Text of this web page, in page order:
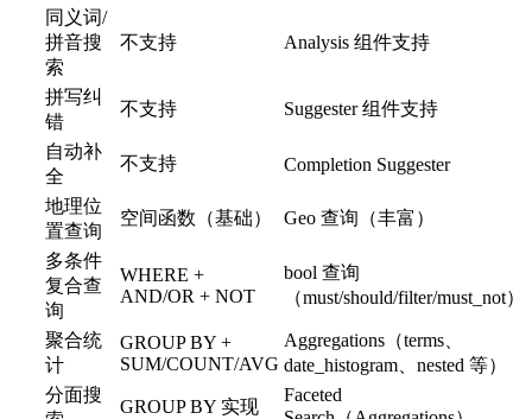
同义词/
拼音搜
索
不支持 Analysis 组件支持
拼写纠
错
不支持 Suggester 组件支持
自动补
全
不支持 Completion Suggester
地理位
置查询
空间函数（基础） Geo 查询（丰富）
多条件
复合查
询
WHERE +
AND/OR + NOT
bool 查询
（must/should/filter/must_not）
聚合统
计
GROUP BY +
SUM/COUNT/AVG
Aggregations（terms、
date_histogram、nested 等）
分面搜
GROUP BY 实现
Faceted